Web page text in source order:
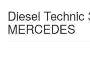
Diesel
MERCEDES